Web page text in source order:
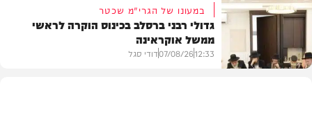
במעונו של הגרי"מ שכטר
גדולי רבני ברסלב בכינוס הוקרה לראשי
ממשל אוקראינה
12:33
07/08/26דודי סגל